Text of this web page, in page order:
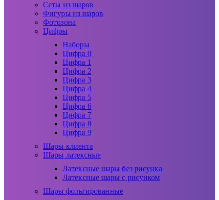
Сеты из шаров
Фигуры из шаров
Фотозона
Цифры
Наборы
Цифра 0
Цифра 1
Цифра 2
Цифра 3
Цифра 4
Цифра 5
Цифра 6
Цифра 7
Цифра 8
Цифра 9
Шары клиента
Шары латексные
Латексные шары без рисунка
Латексные шары с рисунком
Шары фольгированные